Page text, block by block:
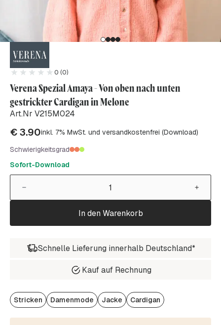
0 (0)
Verena Spezial Amaya - Von oben nach unten
gestrickter Cardigan in Melone
Art.Nr V215M024
€3.90inkl. 7% MwSt. und versandkostenfrei (Download)
Schwierigkeitsgrad
Sofort-Download
In den Warenkorb
Schnelle Lieferung innerhalb Deutschland*
Kauf auf Rechnung
Stricken Damenmode Jacke Cardigan